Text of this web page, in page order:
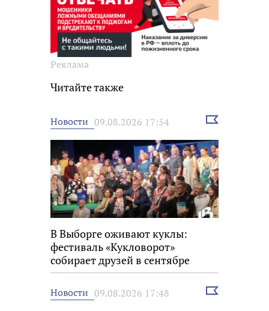
Реклама
Читайте также
Новости 09.08.2026 17:54
Выбрать
В Выборге оживают куклы:
фестиваль «Кукловорот»
собирает друзей в сентябре
Новости 09.08.2026 17:48
Выбрать